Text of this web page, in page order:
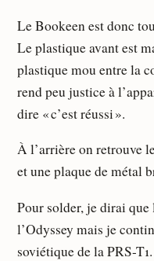
Le Bookeen est donc
Le plastique avant est
plastique mou entre la
rend peu justice à
dire « c’est réussi ».
À l’arrière on retrouve
et une plaque de métal
Pour solder, je dirai
l’Odyssey mais je
soviétique de la PRS-T1.